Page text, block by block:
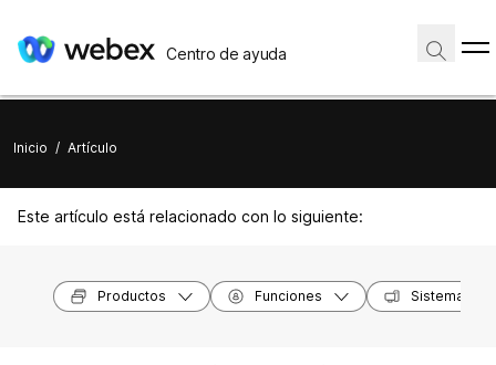
Centro de ayuda
Inicio / Artículo
Este artículo está relacionado con lo siguiente:
Productos Funciones Sistemas